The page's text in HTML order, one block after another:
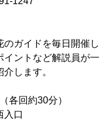
ガイドを毎日開催し
ントなど解説員が一
します。
各回約30分）
入口